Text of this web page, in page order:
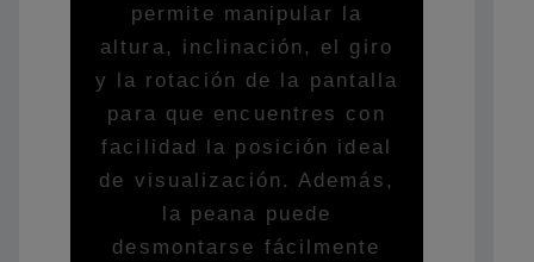
permite manipular la
altura, inclinación, el giro
y la rotación de la pantalla
para que encuentres con
facilidad la posición ideal
de visualización. Además,
la peana puede
desmontarse fácilmente